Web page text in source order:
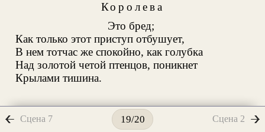
Королева
Это бред;
Как только этот приступ отбушует,
В нем тотчас же спокойно, как голубка
Над золотой четой птенцов, поникнет
Крылами тишина.
Гамлет
Сцена 7 19/20 Сцена 2